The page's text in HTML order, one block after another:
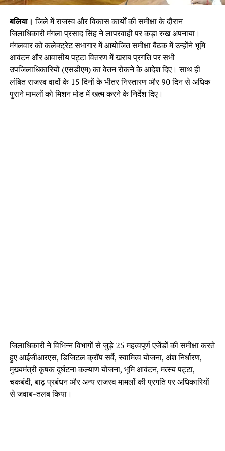
बलिया। जिले में राजस्व और विकास कार्यों की समीक्षा के दौरान
जिलाधिकारी मंगला प्रसाद सिंह ने लापरवाही पर कड़ा रुख अपनाया।
मंगलवार को कलेक्ट्रेट सभागार में आयोजित समीक्षा बैठक में उन्होंने भूमि
आवंटन और आवासीय पट्टा वितरण में खराब प्रगति पर सभी
उपजिलाधिकारियों (एसडीएम) का वेतन रोकने के आदेश दिए। साथ ही
लंबित राजस्व वादों के 15 दिनों के भीतर निस्तारण और 90 दिन से अधिक
पुराने मामलों को मिशन मोड में खत्म करने के निर्देश दिए।
जिलाधिकारी ने विभिन्न विभागों से जुड़े 25 महत्वपूर्ण एजेंडों की समीक्षा करते
हुए आईजीआरएस, डिजिटल क्रॉप सर्वे, स्वामित्व योजना, अंश निर्धारण,
मुख्यमंत्री कृषक दुर्घटना कल्याण योजना, भूमि आवंटन, मत्स्य पट्टा,
चकबंदी, बाढ़ प्रबंधन और अन्य राजस्व मामलों की प्रगति पर अधिकारियों
से जवाब-तलब किया।